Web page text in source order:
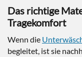
Das richtige
Tragekomfort
Wenn die
begleitet, ist sie